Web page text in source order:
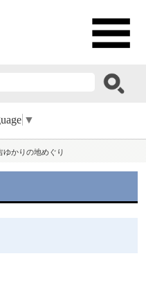
▼
ゆかりの地めぐり